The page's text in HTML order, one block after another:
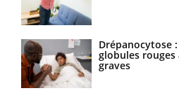
Drépanocytose
globules rouges
graves